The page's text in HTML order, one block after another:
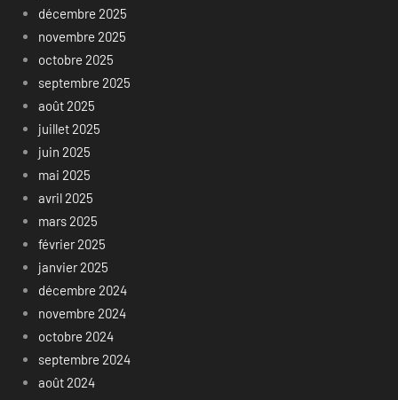
décembre 2025
novembre 2025
octobre 2025
septembre 2025
août 2025
juillet 2025
juin 2025
mai 2025
avril 2025
mars 2025
février 2025
janvier 2025
décembre 2024
novembre 2024
octobre 2024
septembre 2024
août 2024